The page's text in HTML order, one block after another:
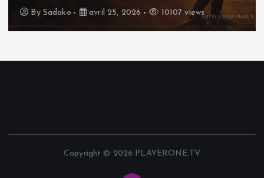
By Sadako avril 25, 2026 10107 views
Copyright © 2026 PLAYERONE.TV